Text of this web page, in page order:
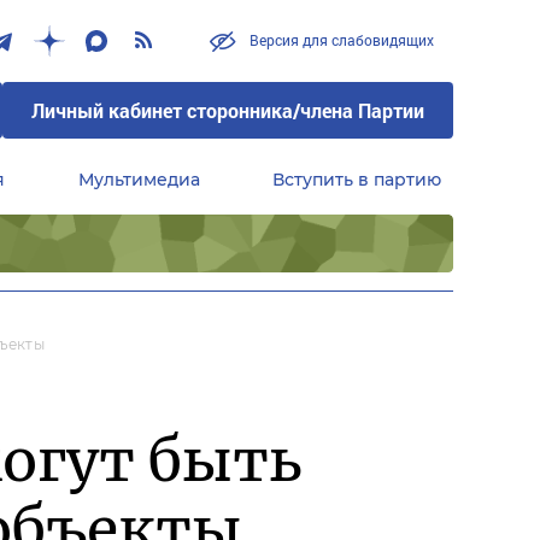
Версия для слабовидящих
Личный кабинет сторонника/члена Партии
Мультимедиа Вступить в партию
быть